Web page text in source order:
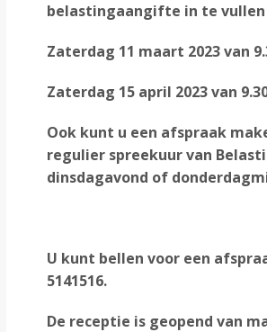
belastingaangifte in te vullen
Zaterdag 11 maart 2023 van
Zaterdag 15 april 2023 van
Ook kunt u een afspraak
regulier spreekuur van
dinsdagavond of
U kunt bellen voor een
5141516.
De receptie is geopend van